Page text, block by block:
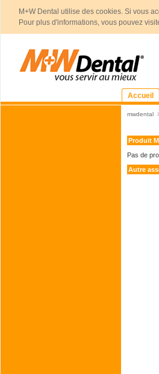
M+W Dental utilise des cookies. Si vous
Pour plus d'informations, vous pouvez
Accueil
mwdental
Produit
Pas de
Autre